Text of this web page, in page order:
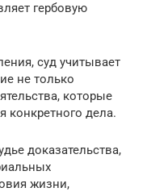
гербовую
суд учитывает
не только
которые
конкретного дела.
доказательства,
жизни,